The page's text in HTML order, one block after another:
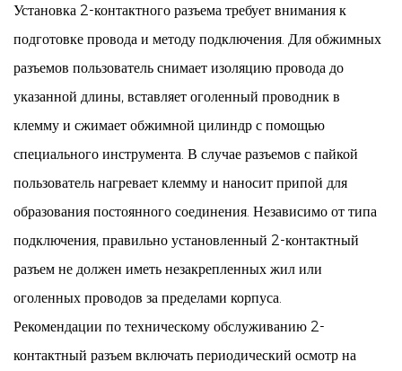
Установка 2-контактного разъема требует внимания к
подготовке провода и методу подключения. Для обжимных
разъемов пользователь снимает изоляцию провода до
указанной длины, вставляет оголенный проводник в
клемму и сжимает обжимной цилиндр с помощью
специального инструмента. В случае разъемов с пайкой
пользователь нагревает клемму и наносит припой для
образования постоянного соединения. Независимо от типа
подключения, правильно установленный 2-контактный
разъем не должен иметь незакрепленных жил или
оголенных проводов за пределами корпуса.
Рекомендации по техническому обслуживанию 2-
контактный разъем включать периодический осмотр на